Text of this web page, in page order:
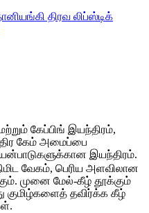
கேப்பிங் இயந்திரம்,
கேம் அமைப்பை
இயந்திரம்.
வேகம், பெரிய அளவிலான
முனை மேல்-கீழ் தூக்கும்
குமிழ்களைத் தவிர்க்க கீழ்